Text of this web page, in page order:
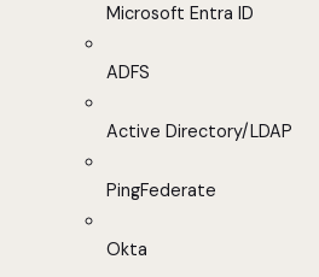
Microsoft Entra ID
ADFS
Active Directory/LDAP
PingFederate
Okta